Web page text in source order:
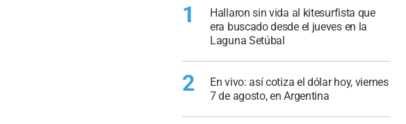
1
Hallaron sin vida al kitesurfista que
era buscado desde el jueves en la
Laguna Setúbal
2
En vivo: así cotiza el dólar hoy, viernes
7 de agosto, en Argentina